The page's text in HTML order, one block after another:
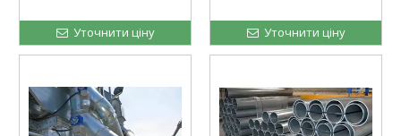
Уточнити ціну Уточнити ціну